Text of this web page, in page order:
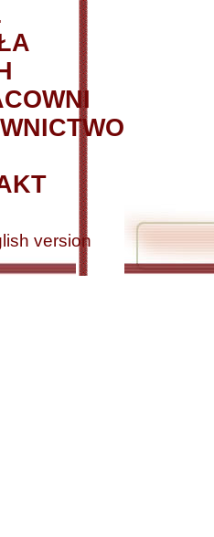
version